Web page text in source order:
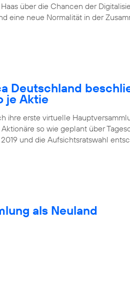
über die Chancen der
eine neue Normalität in der
Deutschland
je Aktie
ihre erste virtuelle
so wie geplant über
und die Aufsichtsratswahl
als Neuland